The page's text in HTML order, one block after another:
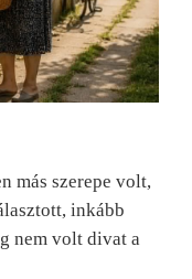
más szerepe volt,
inkább
nem volt divat a